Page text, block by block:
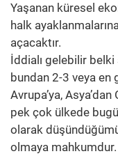
Yaşanan küresel
halk
açacaktır.
İddialı gelebilir
bundan 2-3 veya en
Avrupa’ya, Asya’dan
pek çok ülkede
olarak
olmaya mahkumdur.